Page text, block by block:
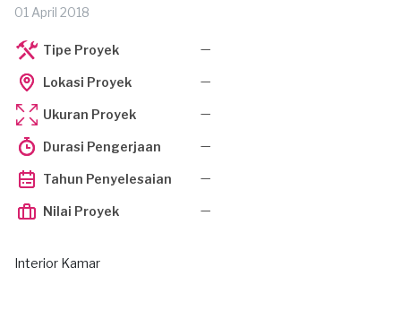
01 April 2018
Tipe Proyek —
Lokasi Proyek —
Ukuran Proyek —
Durasi Pengerjaan —
Tahun Penyelesaian —
Nilai Proyek —
Interior Kamar